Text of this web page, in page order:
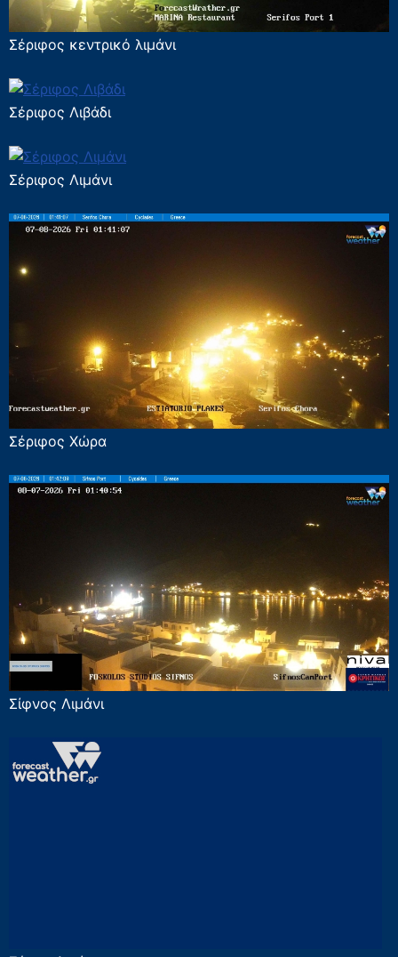
Σέριφος κεντρικό λιμάνι
Σέριφος Λιβάδι
Σέριφος Λιμάνι
Σέριφος Χώρα
Σίφνος Λιμάνι